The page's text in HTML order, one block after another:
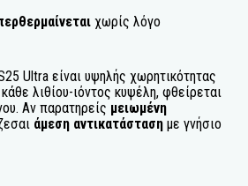
χωρίς λόγο
Ultra είναι υψηλής χωρητικότητας
λιθίου-ιόντος κυψέλη, φθείρεται
Αν παρατηρείς μειωμένη
άμεση αντικατάσταση με γνήσιο